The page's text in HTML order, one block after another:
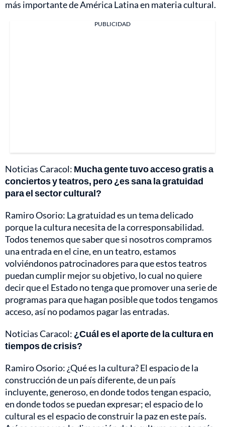
más importante de América Latina en materia cultural.
PUBLICIDAD
Noticias Caracol: Mucha gente tuvo acceso gratis a
conciertos y teatros, pero ¿es sana la gratuidad
para el sector cultural?
Ramiro Osorio: La gratuidad es un tema delicado
porque la cultura necesita de la corresponsabilidad.
Todos tenemos que saber que si nosotros compramos
una entrada en el cine, en un teatro, estamos
volviéndonos patrocinadores para que estos teatros
puedan cumplir mejor su objetivo, lo cual no quiere
decir que el Estado no tenga que promover una serie de
programas para que hagan posible que todos tengamos
acceso, así no podamos pagar las entradas.
Noticias Caracol: ¿Cuál es el aporte de la cultura en
tiempos de crisis?
Ramiro Osorio: ¿Qué es la cultura? El espacio de la
construcción de un país diferente, de un país
incluyente, generoso, en donde todos tengan espacio,
en donde todos se puedan expresar; el espacio de lo
cultural es el espacio de construir la paz en este país.